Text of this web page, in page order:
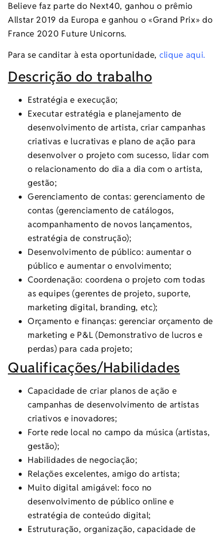
Believe faz parte do Next40, ganhou o prêmio
Allstar 2019 da Europa e ganhou o «Grand Prix» do
France 2020 Future Unicorns.
Para se canditar à esta oportunidade, clique aqui.
Descrição do trabalho
Estratégia e execução;
Executar estratégia e planejamento de
desenvolvimento de artista, criar campanhas
criativas e lucrativas e plano de ação para
desenvolver o projeto com sucesso, lidar com
o relacionamento do dia a dia com o artista,
gestão;
Gerenciamento de contas: gerenciamento de
contas (gerenciamento de catálogos,
acompanhamento de novos lançamentos,
estratégia de construção);
Desenvolvimento de público: aumentar o
público e aumentar o envolvimento;
Coordenação: coordena o projeto com todas
as equipes (gerentes de projeto, suporte,
marketing digital, branding, etc);
Orçamento e finanças: gerenciar orçamento de
marketing e P&L (Demonstrativo de lucros e
perdas) para cada projeto;
Qualificações/Habilidades
Capacidade de criar planos de ação e
campanhas de desenvolvimento de artistas
criativos e inovadores;
Forte rede local no campo da música (artistas,
gestão);
Habilidades de negociação;
Relações excelentes, amigo do artista;
Muito digital amigável: foco no
desenvolvimento de público online e
estratégia de conteúdo digital;
Estruturação, organização, capacidade de